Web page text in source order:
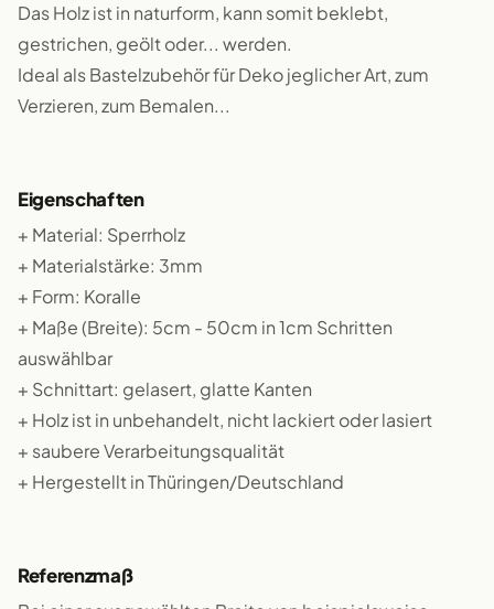
Das Holz ist in naturform, kann somit beklebt,
gestrichen, geölt oder... werden.
Ideal als Bastelzubehör für Deko jeglicher Art, zum
Verzieren, zum Bemalen...
Eigenschaften
+ Material: Sperrholz
+ Materialstärke: 3mm
+ Form: Koralle
+ Maße (Breite): 5cm - 50cm in 1cm Schritten
auswählbar
+ Schnittart: gelasert, glatte Kanten
+ Holz ist in unbehandelt, nicht lackiert oder lasiert
+ saubere Verarbeitungsqualität
+ Hergestellt in Thüringen/Deutschland
Referenzmaß